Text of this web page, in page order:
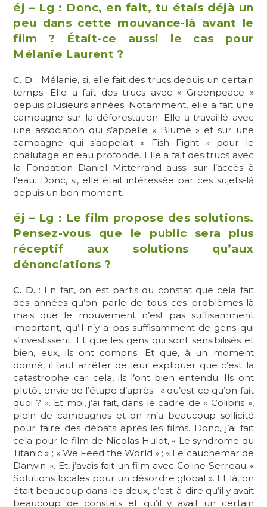
éj – Lg : Donc, en fait, tu étais déjà un
peu dans cette mouvance-là avant le
film ? Était-ce aussi le cas pour
Mélanie Laurent ?
C. D. : Mélanie, si, elle fait des trucs depuis un certain
temps. Elle a fait des trucs avec « Greenpeace »
depuis plusieurs années. Notamment, elle a fait une
campagne sur la déforestation. Elle a travaillé avec
une association qui s’appelle « Blume » et sur une
campagne qui s’appelait « Fish Fight » pour le
chalutage en eau profonde. Elle a fait des trucs avec
la Fondation Daniel Mitterrand aussi sur l’accès à
l’eau. Donc, si, elle était intéressée par ces sujets-là
depuis un bon moment.
éj – Lg : Le film propose des solutions.
Pensez-vous que le public sera plus
réceptif aux solutions qu’aux
dénonciations ?
C. D. : En fait, on est partis du constat que cela fait
des années qu’on parle de tous ces problèmes-là
mais que le mouvement n’est pas suffisamment
important, qu’il n’y a pas suffisamment de gens qui
s’investissent. Et que les gens qui sont sensibilisés et
bien, eux, ils ont compris. Et que, à un moment
donné, il faut arrêter de leur expliquer que c’est la
catastrophe car cela, ils l’ont bien entendu. Ils ont
plutôt envie de l’étape d’après : « qu’est-ce qu’on fait
quoi ? ». Et moi, j’ai fait, dans le cadre de « Colibris »,
plein de campagnes et on m’a beaucoup sollicité
pour faire des débats après les films. Donc, j’ai fait
cela pour le film de Nicolas Hulot, « Le syndrome du
Titanic » ; « We Feed the World » ; « Le cauchemar de
Darwin ». Et, j’avais fait un film avec Coline Serreau «
Solutions locales pour un désordre global ». Et là, on
était beaucoup dans les deux, c’est-à-dire qu’il y avait
beaucoup de constats et qu’il y avait un certain